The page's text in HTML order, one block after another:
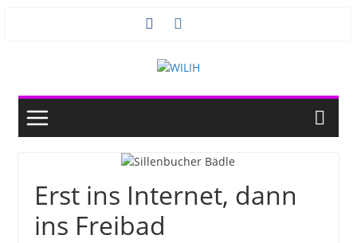
Erst ins Internet, dann
ins Freibad